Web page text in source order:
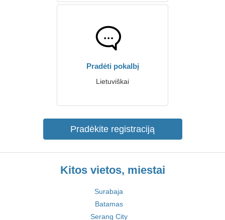
Pradėti pokalbį
Lietuviškai
Pradėkite registraciją
Kitos vietos, miestai
Surabaja
Batamas
Serang City